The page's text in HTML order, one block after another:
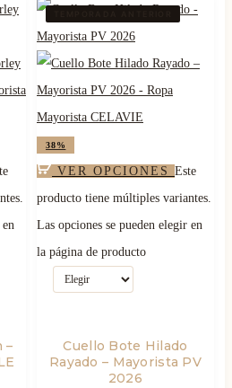
–
38%
VER OPCIONES Este
producto tiene múltiples variantes.
Las opciones se pueden elegir en
la página de producto
Cuello Bote Hilado
Rayado – Mayorista PV
2026